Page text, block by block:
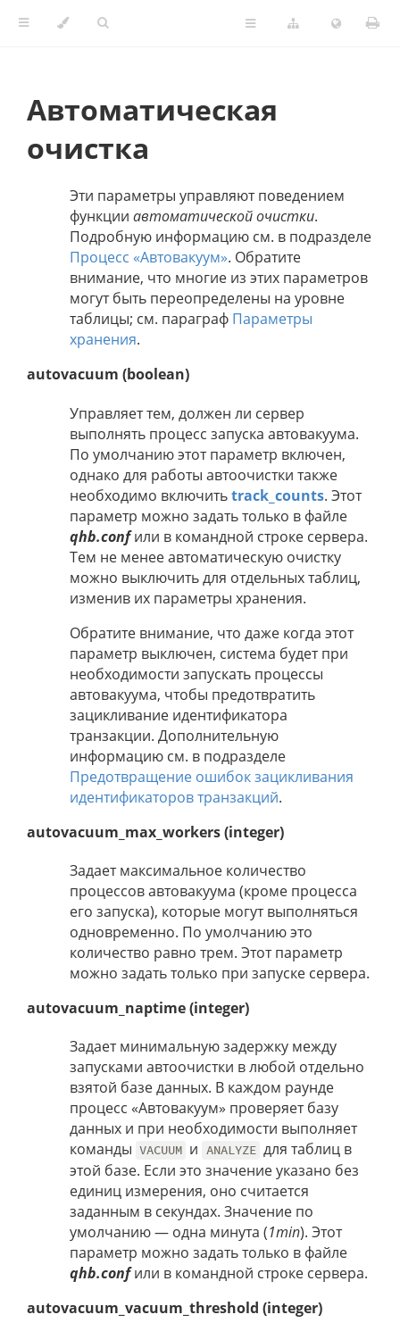
Автоматическая
очистка
Эти параметры управляют поведением
функции автоматической очистки.
Подробную информацию см. в подразделе
Процесс «Автовакуум». Обратите
внимание, что многие из этих параметров
могут быть переопределены на уровне
таблицы; см. параграф Параметры
хранения.
autovacuum (boolean)
Управляет тем, должен ли сервер
выполнять процесс запуска автовакуума.
По умолчанию этот параметр включен,
однако для работы автоочистки также
необходимо включитьtrack_counts. Этот
параметр можно задать только в файле
qhb.confили в командной строке сервера.
Тем не менее автоматическую очистку
можно выключить для отдельных таблиц,
изменив их параметры хранения.
Обратите внимание, что даже когда этот
параметр выключен, система будет при
необходимости запускать процессы
автовакуума, чтобы предотвратить
зацикливание идентификатора
транзакции. Дополнительную
информацию см. в подразделе
Предотвращение ошибок зацикливания
идентификаторов транзакций.
autovacuum_max_workers (integer)
Задает максимальное количество
процессов автовакуума (кроме процесса
его запуска), которые могут выполняться
одновременно. По умолчанию это
количество равно трем. Этот параметр
можно задать только при запуске сервера.
autovacuum_naptime (integer)
Задает минимальную задержку между
запусками автоочистки в любой отдельно
взятой базе данных. В каждом раунде
процесс «Автовакуум» проверяет базу
данных и при необходимости выполняет
команды VACUUM и ANALYZE для таблиц в
этой базе. Если это значение указано без
единиц измерения, оно считается
заданным в секундах. Значение по
умолчанию — одна минута (1min). Этот
параметр можно задать только в файле
qhb.confили в командной строке сервера.
autovacuum_vacuum_threshold (integer)